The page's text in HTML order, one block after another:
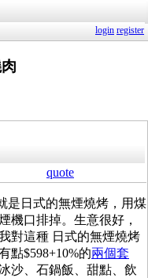
login register
quote
是日式的無煙燒烤，用煤
機口排掉。生意很好，
對這種 日式的無煙燒烤
點$598+10%的兩個套
沙、石鍋飯、甜點、飲